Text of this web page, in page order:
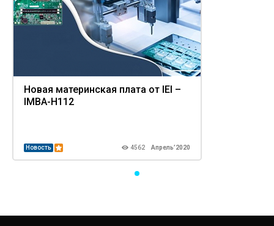
Новая материнская плата от IEI –
IMBA-H112
Новость 4562 Апрель’2020